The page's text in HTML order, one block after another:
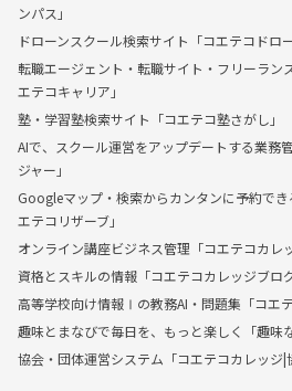
ンパス」
ドローンスクール検索サイト「コエテコドロー
転職エージェント・転職サイト・フリーラン
エテコキャリア」
塾・学習塾検索サイト「コエテコ塾さがし」
AIで、スクール運営をアップデートする業務
ジャー」
Googleマップ・検索からカンタンに予約で
エテコリザーブ」
オンライン講座ビジネス管理「コエテコカレッ
資格とスキルの情報「コエテコカレッジブログ
高等学校向け情報Ⅰの教務AI・問題集「コエテ
趣味とまなびで毎日を、もっと楽しく「趣味な
協会・団体運営システム「コエテコカレッジ|